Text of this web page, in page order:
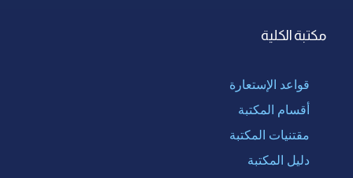
مكتبة الكلية
قواعد الإستعارة
أقسام المكتبة
مقتنيات المكتبة
دليل المكتبة